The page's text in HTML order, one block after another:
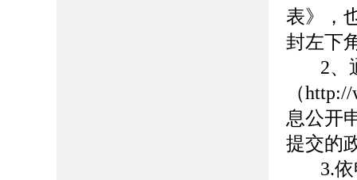
表》，
封左下
2、
（
息公开
提交的
3.